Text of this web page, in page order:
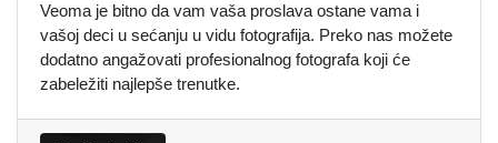
Veoma je bitno da vam vaša proslava ostane vama i
vašoj deci u sećanju u vidu fotografija. Preko nas možete
dodatno angažovati profesionalnog fotografa koji će
zabeležiti najlepše trenutke.